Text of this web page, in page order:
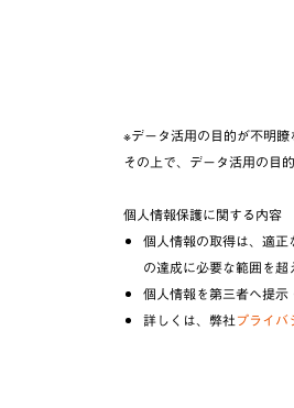
※データ活用の目的が不明瞭
その上で、データ活用の目
個人情報保護に関する内容
個人情報の取得は、適
の達成に必要な範囲を超
個人情報を第三者へ提示
詳しくは、弊社プライバ